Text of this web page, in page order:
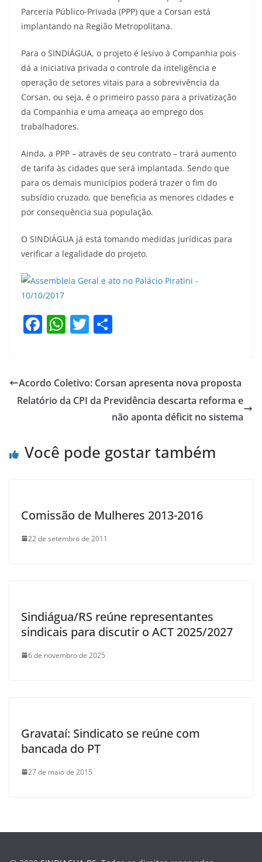
Parceria Público-Privada (PPP) que a Corsan está
implantando na Região Metropolitana.
Para o SINDIÁGUA, o projeto é lesivo à Companhia pois
dá a iniciativa privada o controle da inteligência e
operação de setores vitais para a sobrevivência da
Corsan, ou seja, é o primeiro passo para a privatização
da Companhia e uma ameaça ao emprego dos
trabalhadores.
Ainda, a PPP – através de seu contrato – trará aumento
de tarifa às cidades que será implantada. Sendo que
para os demais municípios poderá trazer o fim do
subsídio cruzado, que beneficia as menores cidades e
por consequência sua população.
O SINDIÁGUA já está tomando medidas jurídicas para
verificar a legalidade do projeto.
F
e
b
k
W
s
A
T
er e
Acordo Coletivo: Corsan apresenta nova proposta
Relatório da CPI da Previdência descarta reforma e
não aponta déficit no sistema
Você pode gostar também
Comissão de Mulheres 2013-2016
22 de setembro de 2011
Sindiágua/RS reúne representantes
sindicais para discutir o ACT 2025/2027
6 de novembro de 2025
Gravataí: Sindicato se reúne com
bancada do PT
27 de maio de 2015